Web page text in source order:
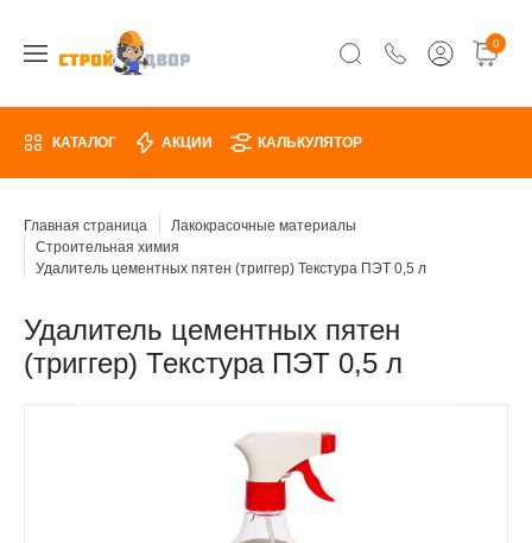
0
КАТАЛОГ АКЦИИ КАЛЬКУЛЯТОР
Главная страница
Лакокрасочные материалы
Строительная химия
Удалитель цементных пятен (триггер) Текстура ПЭТ 0,5 л
Удалитель цементных пятен
(триггер) Текстура ПЭТ 0,5 л